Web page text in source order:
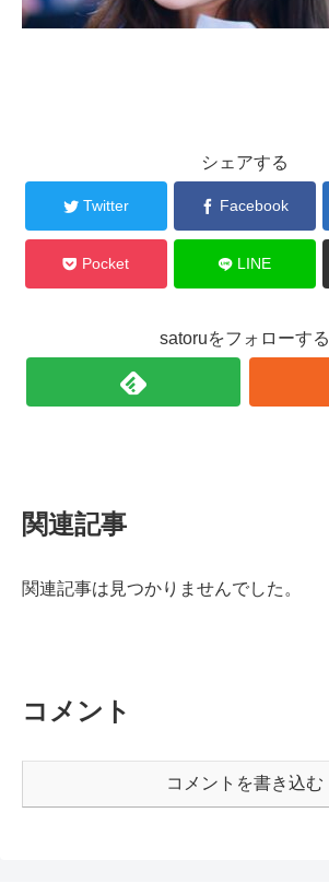
シェアする
Twitter Facebook
Pocket LINE
satoruをフォローする
関連記事
関連記事は見つかりませんでした。
コメント
コメントを書き込む